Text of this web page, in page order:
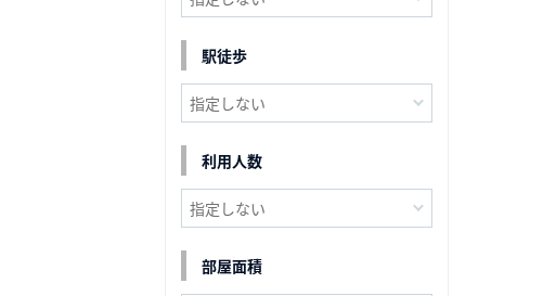
駅徒歩
利用人数
部屋面積